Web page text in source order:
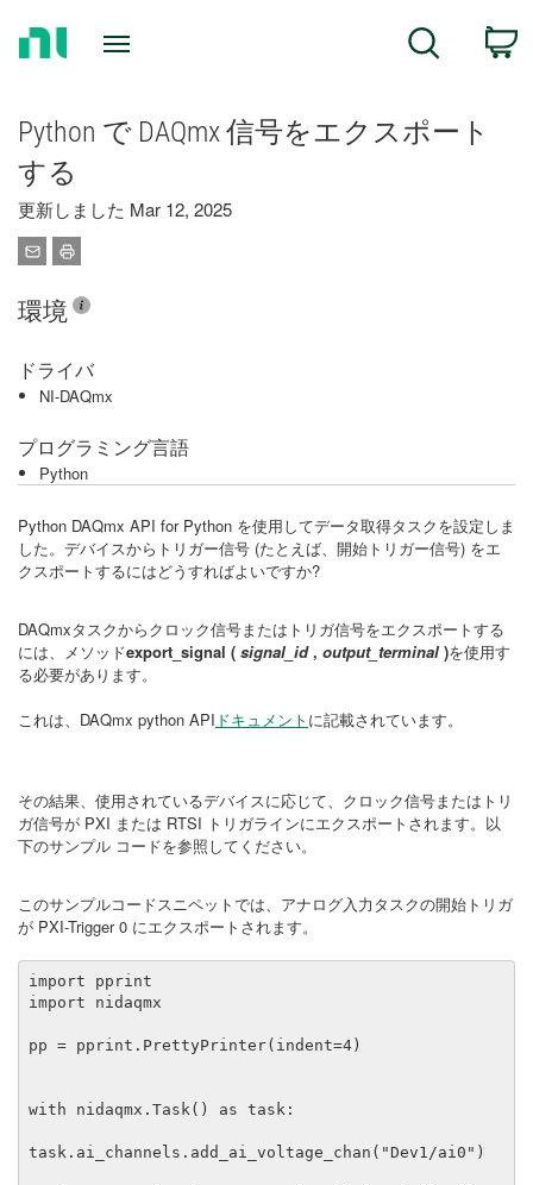
Search
Python で DAQmx 信号をエクスポート
する
更新しました Mar 12, 2025
環境
ドライバ
NI-DAQmx
プログラミング言語
Python
Python DAQmx API for Python を使用してデータ取得タスクを設定しま
した。デバイスからトリガー信号 (たとえば、開始トリガー信号) をエ
クスポートするにはどうすればよいですか?
DAQmxタスクからクロック信号またはトリガ信号をエクスポートする
には、メソッドexport_signal ( signal_id, output_terminal )を使用す
る必要があります。
これは、DAQmx python API ドキュメント に記載されています。
その結果、使用されているデバイスに応じて、クロック信号またはトリ
ガ信号が PXI または RTSI トリガラインにエクスポートされます。以
下のサンプル コードを参照してください。
このサンプルコードスニペットでは、アナログ入力タスクの開始トリガ
が PXI-Trigger 0 にエクスポートされます。
import pprint
import nidaqmx
pp = pprint.PrettyPrinter(indent=4)
with nidaqmx.Task() as task:
task.ai_channels.add_ai_voltage_chan("Dev1/ai0")